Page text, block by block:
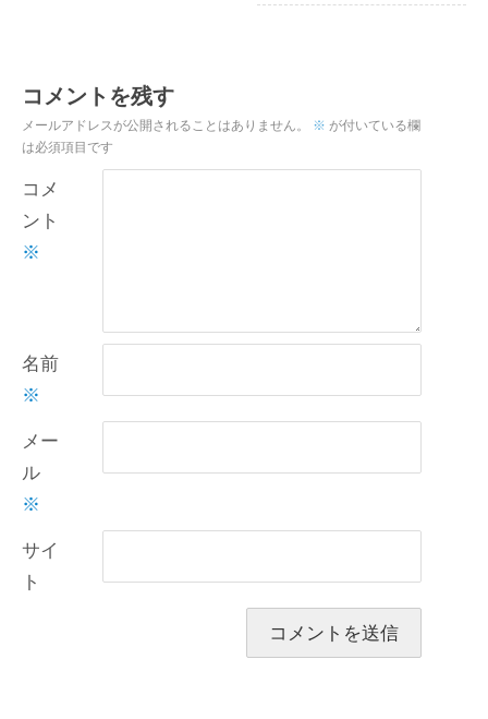
コメントを残す
メールアドレスが公開されることはありません。 ※ が付いている欄
は必須項目です
コメ
ント
※
名前
※
メー
ル
※
サイ
ト